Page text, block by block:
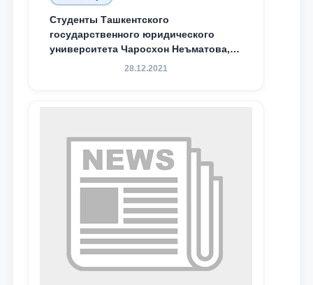
Студенты Ташкентского
государственного юридического
университета Чаросхон Неъматова,
Севдо Хакимходжаева, Анбарой
специальной стипендии имени
Хадичи Сулеймановой.
28.12.2021